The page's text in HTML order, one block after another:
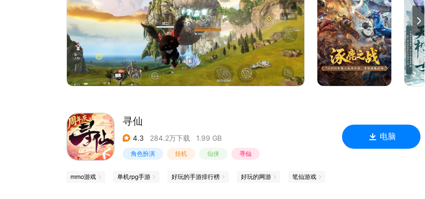
寻仙
4.3 284.2万下载 1.99 GB
角色扮演 挂机 仙侠 寻仙
电脑
mmo游戏 单机rpg手游 好玩的手游排行榜 好玩的网游 笔仙游戏